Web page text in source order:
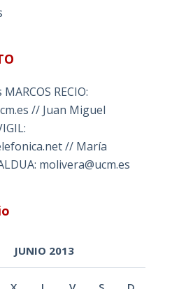
RECIO:
// Juan Miguel
// María
molivera@ucm.es
JUNIO 2013